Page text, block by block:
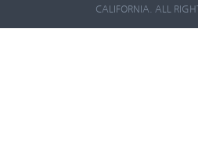
CALIFORNIA. ALL